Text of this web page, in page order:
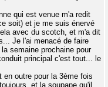
qui est venue m'a redit
soit) et je me suis énervé
avec du scotch, et m'a dit
Je l'ai menacé de faire
semaine prochaine pour
principal c'est tout... le
outre pour la 3ème fois
et la soupape qu'il